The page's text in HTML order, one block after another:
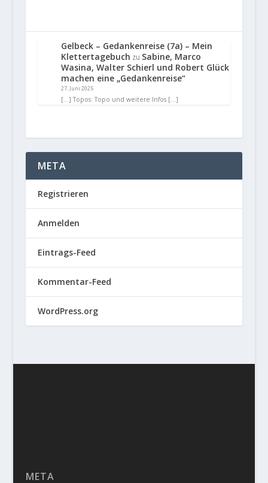
Gelbeck – Gedankenreise (7a) – Mein
Klettertagebuch zu Sabine, Marco
Wasina, Walter Schierl und Robert Glück
machen eine „Gedankenreise“
27. Juni 2025
[…] Topos: Topo und weitere Infos […]
META
Registrieren
Anmelden
Eintrags-Feed
Kommentar-Feed
WordPress.org
META